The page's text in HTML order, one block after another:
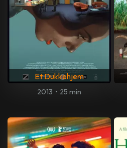
Et Dukkehjem
2013 • 25 min